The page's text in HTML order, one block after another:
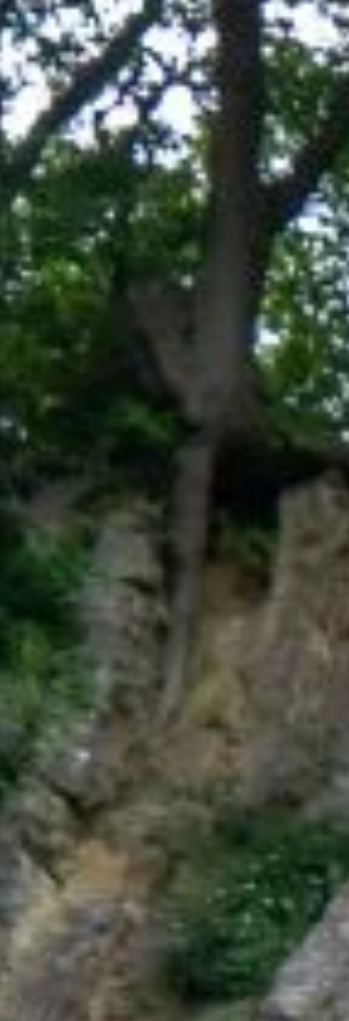
handen te pakken door je vast te klikken
aan een feestcomité en zo de viering naar
een succes te (ver)zekeren? Ho